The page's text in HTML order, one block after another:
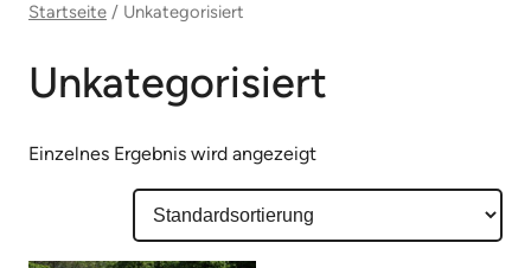
Startseite / Unkategorisiert
Unkategorisiert
Einzelnes Ergebnis wird angezeigt